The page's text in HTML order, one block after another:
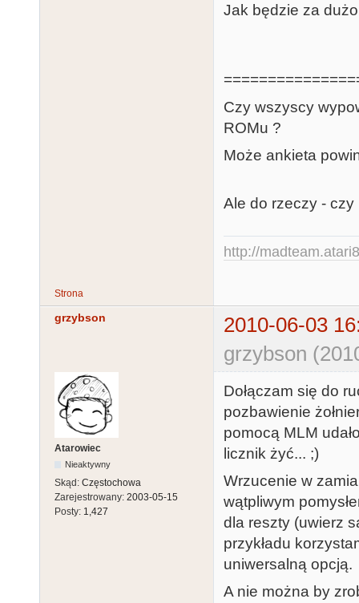
Jak będzie za
Czy wszyscy
ROMu ?
Może ankieta
Ale do rzeczy -
http://
Strona
grzybson
2010-06-03
grzybson
Atarowiec
Nieaktywny
Skąd: Częstochowa
Zarejestrowany: 2003-05-15
Posty: 1,427
Dołączam się do
pozbawienie
pomocą MLM
licznik żyć... ;)
Wrzucenie w
wątpliwym
dla reszty (uwierz
przykładu
uniwersalną opcją.
A nie można by